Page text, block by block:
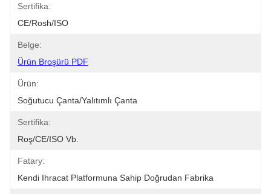
Sertifika:
CE/Rosh/ISO
Belge:
Ürün Broşürü PDF
Ürün:
Soğutucu Çanta/yalıtımlı Çanta
Sertifika:
Roş/CE/ISO Vb.
Fatary:
Kendi Ihracat Platformuna Sahip Doğrudan Fabrika